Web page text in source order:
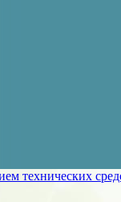
технических